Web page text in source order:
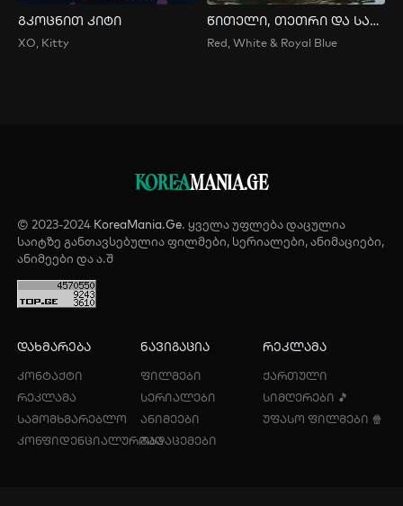
გკოცნით კიტი
XO, Kitty
წითელი, თეთრი და სამეფო ლურჯი
Red, White & Royal Blue
KOREAMANIA.GE
© 2023-2024 KoreaMania.Ge. ყველა უფლება დაცულია
საიტზე განთავსებულია ფილმები, სერიალები, ანიმაციები,
ანიმეები და ა.შ
დახმარება
კონტაქტი
რეკლამა
სამომხმარებლო
კონფიდენციალურობა
ნავიგაცია
ფილმები
სერიალები
ანიმეები
გადაცემები
რეკლამა
ქართული
სიმღერები 🎵
უფასო ფილმები 🍿